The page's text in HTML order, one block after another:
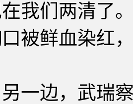
我们两清了
被鲜血染红
边，武瑞察